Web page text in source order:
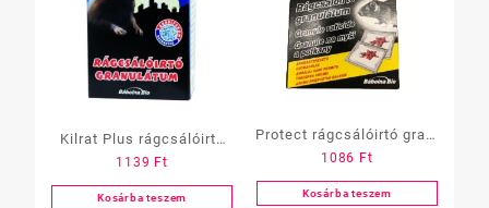
Kilrat Plus rágcsálóirtó
(2×75 gr.)
1139 Ft
Kosárba teszem
Protect rágcsálóirtó gran.
140 gramm(7×20gramm)
1086 Ft
Kosárba teszem